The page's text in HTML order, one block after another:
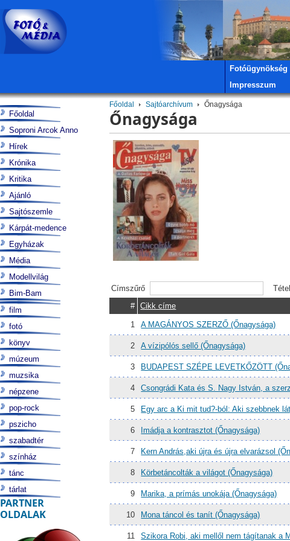
Fotóügynökség
Impresszum
Főoldal Sajtóarchívum Őnagysága
Őnagysága
Címszűrő
# Cikk címe
1 A MAGÁNYOS SZERZŐ (Őnagysága)
2 A vízipólós sellő (Őnagysága)
3 BUDAPEST SZÉPE LEVETKŐZÖTT
4 Csongrádi Kata és S. Nagy István, a
5 Egy arc a Ki mit tud?-ból: Aki szebbnek
6 Imádja a kontrasztot (Őnagysága)
7 Kern András,aki újra és újra elvarázsol
8 Körbetáncolták a világot (Őnagysága)
9 Marika, a prímás unokája (Őnagysága)
10 Mona táncol és tanít (Őnagysága)
11 Szikora Robi, aki mellől nem tágítanak a
Főoldal
Soproni Arcok Anno
Hírek
Krónika
Kritika
Ajánló
Sajtószemle
Kárpát-medence
Egyházak
Média
Modellvilág
Bim-Bam
film
fotó
könyv
múzeum
muzsika
népzene
pop-rock
pszicho
szabadtér
színház
tánc
tárlat
PARTNER
OLDALAK